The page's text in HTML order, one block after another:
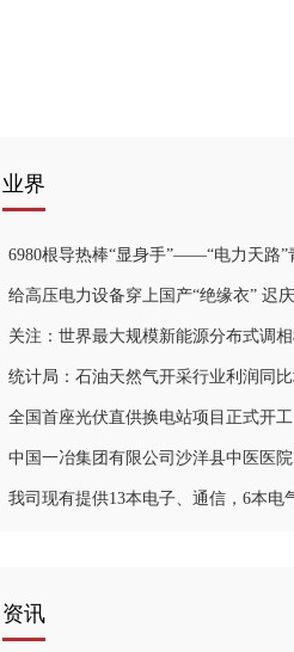
业界
全国首座光伏直供换电站项目正式开工
资讯